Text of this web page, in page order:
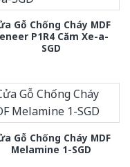
Gỗ Chống Cháy MDF
P1R4 Căm Xe-a-
SGD
Gỗ Chống Cháy MDF
Melamine 1-SGD